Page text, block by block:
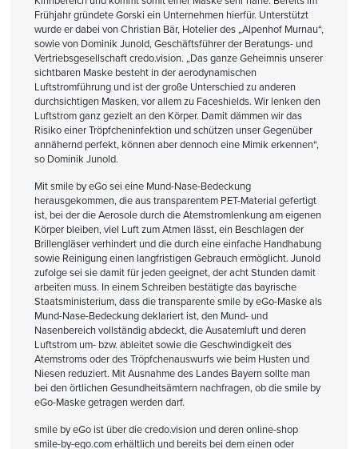
Frühjahr gründete Gorski ein Unternehmen hierfür. Unterstützt
wurde er dabei von Christian Bär, Hotelier des „Alpenhof Murnau“,
sowie von Dominik Junold, Geschäftsführer der Beratungs- und
Vertriebsgesellschaft credo.vision. „Das ganze Geheimnis unserer
sichtbaren Maske besteht in der aerodynamischen
Luftstromführung und ist der große Unterschied zu anderen
durchsichtigen Masken, vor allem zu Faceshields. Wir lenken den
Luftstrom ganz gezielt an den Körper. Damit dämmen wir das
Risiko einer Tröpfcheninfektion und schützen unser Gegenüber
annähernd perfekt, können aber dennoch eine Mimik erkennen“,
so Dominik Junold.
Mit smile by eGo sei eine Mund-Nase-Bedeckung
herausgekommen, die aus transparentem PET-Material gefertigt
ist, bei der die Aerosole durch die Atemstromlenkung am eigenen
Körper bleiben, viel Luft zum Atmen lässt, ein Beschlagen der
Brillengläser verhindert und die durch eine einfache Handhabung
sowie Reinigung einen langfristigen Gebrauch ermöglicht. Junold
zufolge sei sie damit für jeden geeignet, der acht Stunden damit
arbeiten muss. In einem Schreiben bestätigte das bayrische
Staatsministerium, dass die transparente smile by eGo-Maske als
Mund-Nase-Bedeckung deklariert ist, den Mund- und
Nasenbereich vollständig abdeckt, die Ausatemluft und deren
Luftstrom um- bzw. ableitet sowie die Geschwindigkeit des
Atemstroms oder des Tröpfchenauswurfs wie beim Husten und
Niesen reduziert. Mit Ausnahme des Landes Bayern sollte man
bei den örtlichen Gesundheitsämtern nachfragen, ob die smile by
eGo-Maske getragen werden darf.
smile by eGo ist über die credo.vision und deren online-shop
smile-by-ego.comerhältlich und bereits bei dem einen oder